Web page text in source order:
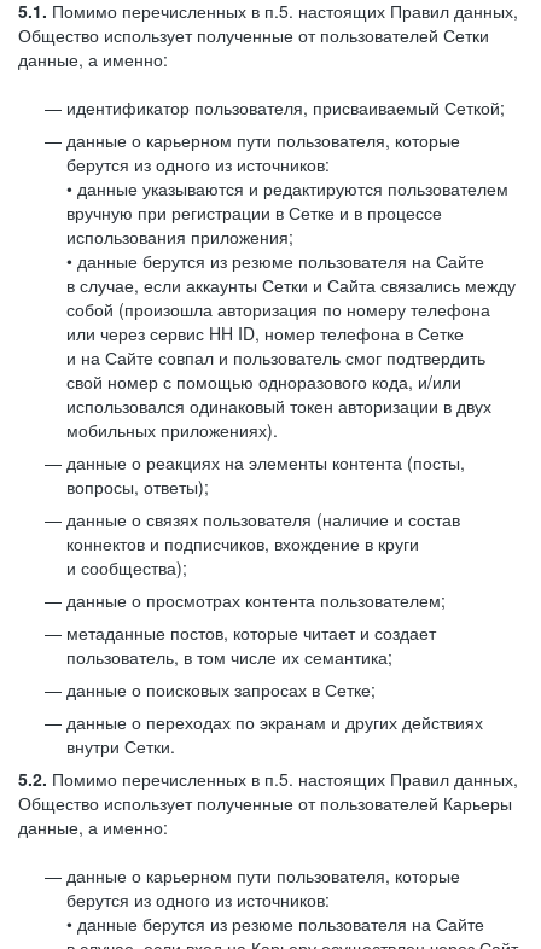
5.1. Помимо перечисленных в п.5. настоящих Правил данных,
Общество использует полученные от пользователей Сетки
данные, а именно:
идентификатор пользователя, присваиваемый Сеткой;
данные о карьерном пути пользователя, которые
берутся из одного из источников:
• данные указываются и редактируются пользователем
вручную при регистрации в Сетке и в процессе
использования приложения;
• данные берутся из резюме пользователя на Сайте
в случае, если аккаунты Сетки и Сайта связались между
собой (произошла авторизация по номеру телефона
или через сервис HH ID, номер телефона в Сетке
и на Сайте совпал и пользователь смог подтвердить
свой номер с помощью одноразового кода, и/или
использовался одинаковый токен авторизации в двух
мобильных приложениях).
данные о реакциях на элементы контента (посты,
вопросы, ответы);
данные о связях пользователя (наличие и состав
коннектов и подписчиков, вхождение в круги
и сообщества);
данные о просмотрах контента пользователем;
метаданные постов, которые читает и создает
пользователь, в том числе их семантика;
данные о поисковых запросах в Сетке;
данные о переходах по экранам и других действиях
внутри Сетки.
5.2. Помимо перечисленных в п.5. настоящих Правил данных,
Общество использует полученные от пользователей Карьеры
данные, а именно:
данные о карьерном пути пользователя, которые
берутся из одного из источников:
• данные берутся из резюме пользователя на Сайте